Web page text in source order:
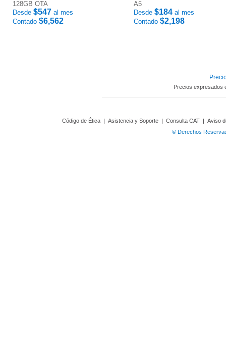
128GB OTA
Desde $547 al mes
Contado $6,562
A5
Desde $184 al mes
Contado $2,198
Precios expresados
Código de Ética | Asistencia y Soporte | Consulta CAT | Aviso
© Derechos